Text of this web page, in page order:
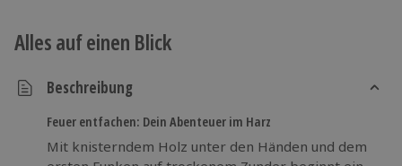
Alles auf einen Blick
Beschreibung
Feuer entfachen: Dein Abenteuer im Harz
Mit knisterndem Holz unter den Händen und dem